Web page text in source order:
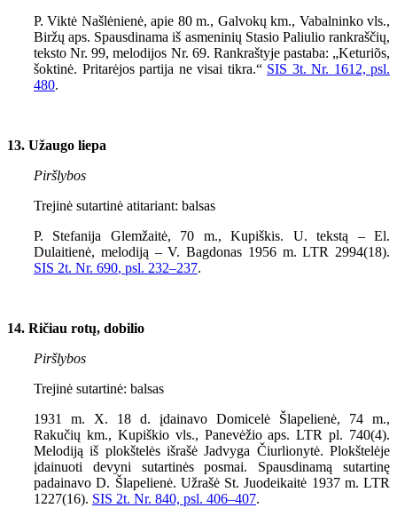
P. Viktė Našlėnienė, apie 80 m., Galvokų km., Vabalninko vls.,
Biržų aps. Spausdinama iš asmeninių Stasio Paliulio rankraščių,
teksto Nr.99, melodijos Nr. 69. Rankraštyje pastaba: „Keturiõs,
šoktinė. Pritarėjos partija ne visai tikra.“ SIS 3t. Nr. 1612, psl.
480.
13. Užaugo liepa
Piršlybos
Trejinė sutartinė atitariant: balsas
P. Stefanija Glemžaitė, 70 m., Kupiškis. U. tekstą – El.
Dulaitienė, melodiją – V. Bagdonas 1956m. LTR 2994(18).
SIS 2t. Nr. 690, psl. 232–237.
14. Ričiau rotų, dobilio
Piršlybos
Trejinė sutartinė: balsas
1931 m. X. 18 d. įdainavo Domicelė Šlapelienė, 74 m.,
Rakučių km., Kupiškio vls., Panevėžio aps. LTR pl. 740(4).
Melodiją iš plokštelės išrašė Jadvyga Čiurlionytė. Plokštelėje
įdainuoti devyni sutartinės posmai. Spausdinamą sutartinę
padainavo D. Šlapelienė. Užrašė St. Juodeikaitė 1937 m. LTR
1227(16). SIS 2t. Nr. 840, psl. 406–407.